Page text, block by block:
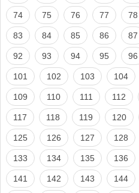
74 75 76 77 78
83 84 85 86 87
92 93 94 95 96
101 102 103 104
109 110 111 112
117 118 119 120
125 126 127 128
133 134 135 136
141 142 143 144